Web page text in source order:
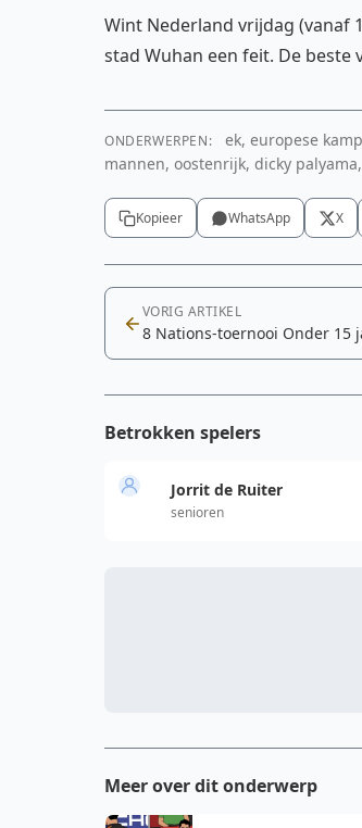
Wint Nederland vrijdag (vanaf
stad Wuhan een feit. De beste
ONDERWERPEN:
ek, europese
mannen, oostenrijk, dicky
Kopieer WhatsApp X
VORIG ARTIKEL
8 Nations-toernooi Onder 15
Betrokken spelers
Jorrit de Ruiter
senioren
Meer over dit onderwerp